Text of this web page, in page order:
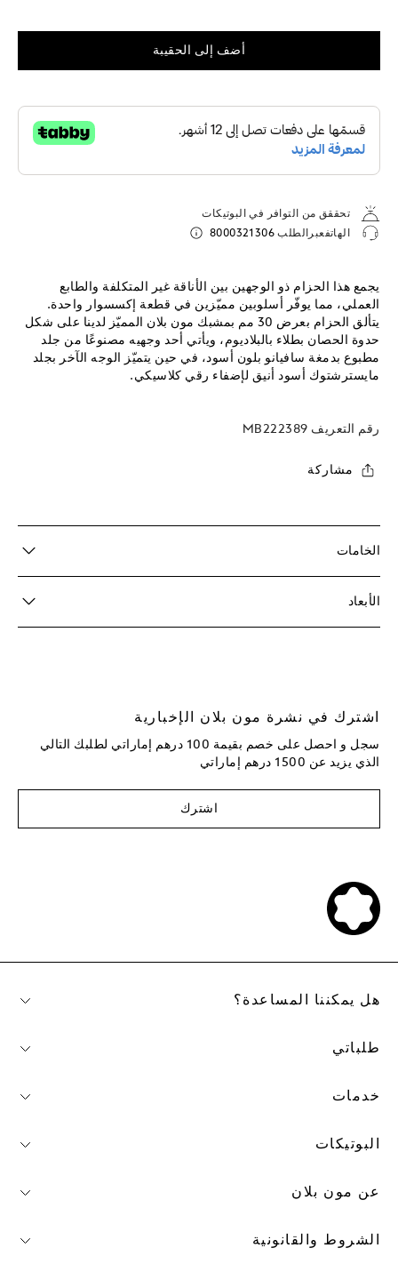
أضف إلى الحقيبة
تحققق من التوافر في البوتيكات
الهاتفعبرالطلب 8000321306
يجمع هذا الحزام ذو الوجهين بين الأناقة غير المتكلفة والطابع
العملي، مما يوفّر أسلوبين مميّزين في قطعة إكسسوار واحدة.
يتألق الحزام بعرض 30 مم بمشبك مون بلان المميّز لدينا على شكل
حدوة الحصان بطلاء بالبلاديوم، ويأتي أحد وجهيه مصنوعًا من جلد
مطبوع بدمغة سافيانو بلون أسود، في حين يتميّز الوجه الآخر بجلد
مايسترشتوك أسود أنيق لإضفاء رقي كلاسيكي.
رقم التعريف MB222389
مشاركة
الخامات
الأبعاد
اشترك في نشرة مون بلان الإخبارية
سجل و احصل على خصم بقيمة 100 درهم إماراتي لطلبك التالي
الذي يزيد عن 1500 درهم إماراتي
اشترك
هل يمكننا المساعدة؟
طلباتي
خدمات
البوتيكات
عن مون بلان
الشروط والقانونية